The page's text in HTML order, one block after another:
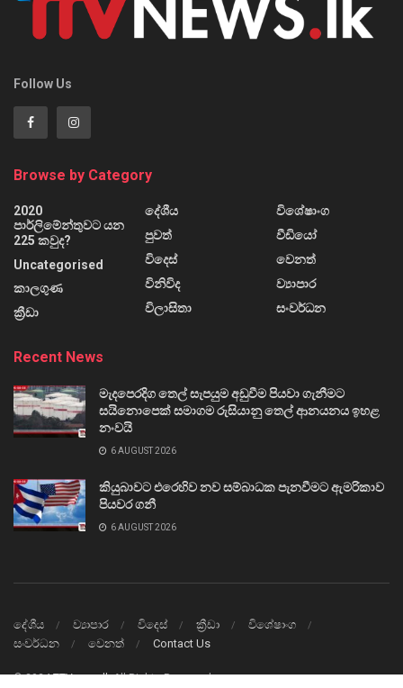
Follow Us
Browse by Category
2020
පාර්ලිමේන්තුවට යන
225 කවුද?
Uncategorised
කාලගුණ
ක්‍රීඩා
දේශීය
පුවත්
විදෙස්
විනිවිද
විලාසිතා
විශේෂාංග
වීඩියෝ
වෙනත්
ව්‍යාපාර
සංවර්ධන
Recent News
මැදපෙරදිග තෙල් සැපයුම අඩුවීම පියවා ගැනීමට
සයිනොපෙක් සමාගම රුසියානු තෙල් ආනයනය ඉහළ
නංවයි
6 AUGUST 2026
කියුබාවට එරෙහිව නව සම්බාධක පැනවීමට ඇමරිකාව
පියවර ගනී
6 AUGUST 2026
දේශීය ව්‍යාපාර විදෙස් ක්‍රීඩා
විශේෂාංග
සංවර්ධන
වෙනත් Contact Us
© 2024TTVnews.lkAll Rights Reserved